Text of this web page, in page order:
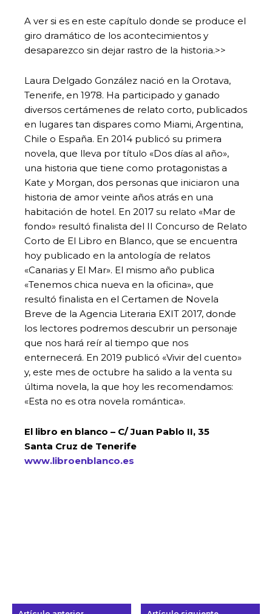
A ver si es en este capítulo donde se produce el
giro dramático de los acontecimientos y
desaparezco sin dejar rastro de la historia.>>
Laura Delgado González nació en la Orotava,
Tenerife, en 1978. Ha participado y ganado
diversos certámenes de relato corto, publicados
en lugares tan dispares como Miami, Argentina,
Chile o España. En 2014 publicó su primera
novela, que lleva por título «Dos días al año»,
una historia que tiene como protagonistas a
Kate y Morgan, dos personas que iniciaron una
historia de amor veinte años atrás en una
habitación de hotel. En 2017 su relato «Mar de
fondo» resultó finalista del II Concurso de Relato
Corto de El Libro en Blanco, que se encuentra
hoy publicado en la antología de relatos
«Canarias y El Mar». El mismo año publica
«Tenemos chica nueva en la oficina», que
resultó finalista en el Certamen de Novela
Breve de la Agencia Literaria EXIT 2017, donde
los lectores podremos descubrir un personaje
que nos hará reír al tiempo que nos
enternecerá. En 2019 publicó «Vivir del cuento»
y, este mes de octubre ha salido a la venta su
última novela, la que hoy les recomendamos:
«Esta no es otra novela romántica».
El libro en blanco – C/ Juan Pablo II, 35
Santa Cruz de Tenerife
www.libroenblanco.es